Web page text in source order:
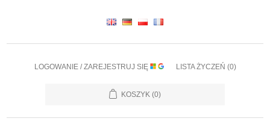
LOGOWANIE / ZAREJESTRUJ SIĘ LISTA ŻYCZEŃ (0)
KOSZYK (0)